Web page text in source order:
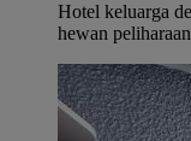
Hotel keluarga
hewan peliharaan